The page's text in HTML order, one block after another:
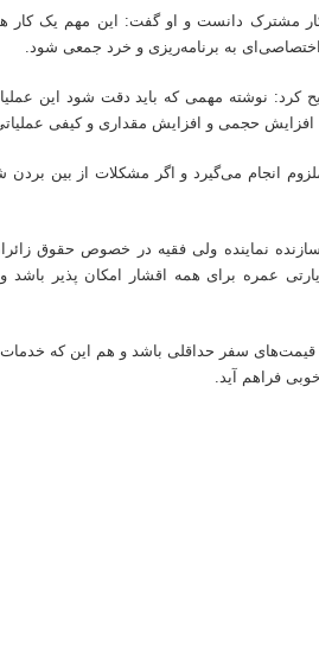
مشترک دانست و او گفت: این مهم یک کار
به برنامه‌ریزی و خرد جمعی شود.
نوشته مهمی که باید دقت شود این
افزایش حجمی و افزایش مقداری و کیفی
انجام می‌گیرد و اگر مشکلات از بین بردن
نماینده ولی فقیه در خصوص حقوق
عمره برای همه اقشار امکان پذیر
سفر حداقلی باشد و هم این که خدمات
فراهم آید.